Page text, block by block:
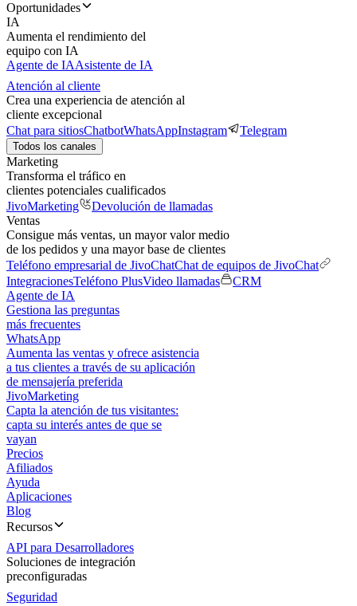
Oportunidades
IA
Aumenta el rendimiento del
equipo con IA
Agente de IAAsistente de IA
Atención al cliente
Crea una experiencia de atención al
cliente excepcional
Chat para sitiosChatbotWhatsAppInstagram Telegram
Todos los canales
Marketing
Transforma el tráfico en
clientes potenciales cualificados
JivoMarketing
Devolución de llamadas
Ventas
Consigue más ventas, un mayor valor medio
de los pedidos y una mayor base de clientes
Teléfono empresarial de JivoChatChat de equipos de JivoChat
IntegracionesTeléfono PlusVideo llamadas
CRM
Agente de IA
Gestiona las preguntas
más frecuentes
WhatsApp
Aumenta las ventas y ofrece asistencia
a tus clientes a través de su aplicación
de mensajería preferida
JivoMarketing
Capta la atención de tus visitantes:
capta su interés antes de que se
vayan
Precios
Afiliados
Ayuda
Aplicaciones
Blog
Recursos
API para Desarrolladores
Soluciones de integración
preconfiguradas
Seguridad